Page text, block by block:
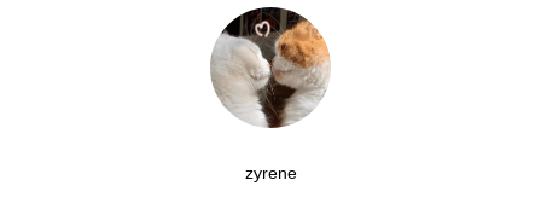
zyrene